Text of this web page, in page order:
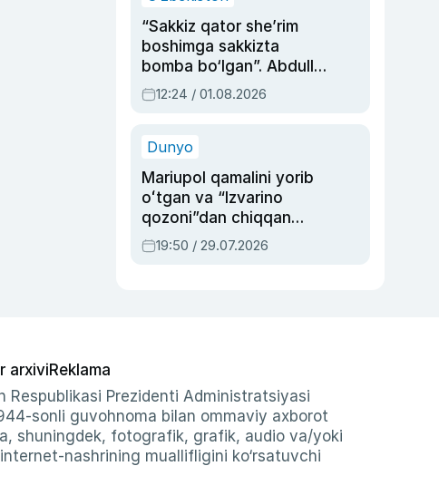
“Sakkiz qator she’rim
boshimga sakkizta
bomba bo‘lgan”. Abdulla
Oripovni siyosiy
ayblovlardan asrab
12:24 / 01.08.2026
Dunyo
Mariupol qamalini yorib
oʻtgan va “Izvarino
qozoni”dan chiqqan
qahramon — Ukraina
armiyasi bosh
19:50 / 29.07.2026
arxiviReklama
Respublikasi Prezidenti Administratsiyasi
sonli guvohnoma bilan ommaviy axborot
shuningdek, fotografik, grafik, audio va/yoki
nashrining muallifligini ko‘rsatuvchi